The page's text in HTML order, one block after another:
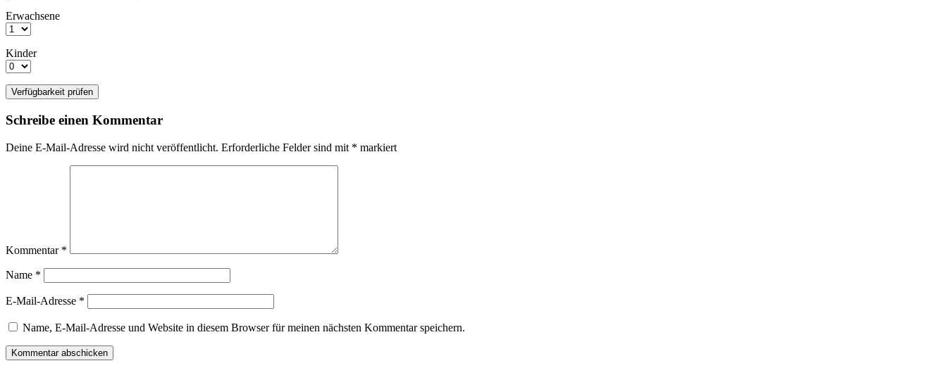
Erwachsene
Kinder
Schreibe einen Kommentar
Deine E-Mail-Adresse wird nicht veröffentlicht. Erforderliche Felder sind mit * markiert
Kommentar *
Name *
E-Mail-Adresse *
Name, E-Mail-Adresse und Website in diesem Browser für meinen nächsten Kommentar speichern.